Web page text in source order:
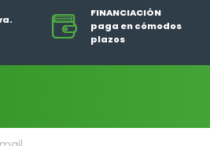
FINANCIACIÓN
paga en cómodos
plazos